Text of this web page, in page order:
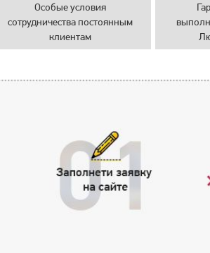
Особые условия
сотрудничества постоянным
клиентам